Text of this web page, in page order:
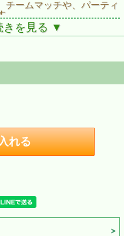
チームマッチや、パーティ
用しただけです）
ンを押してお申し込み
きを見る ▼